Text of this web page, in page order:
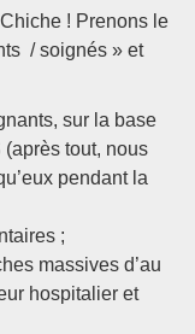
! Prenons le
/ soignés » et
sur la base
(après tout, nous
pendant la
;
massives d’au
hospitalier et